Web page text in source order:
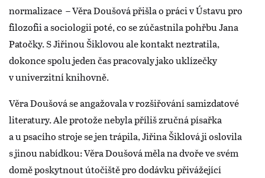
normalizace – Věra Doušová přišla o práci v Ústavu pro
filozofii a sociologii poté, co se zúčastnila pohřbu Jana
Patočky. S Jiřinou Šiklovou ale kontakt neztratila,
dokonce spolu jeden čas pracovaly jako uklízečky
v univerzitní knihovně.
Věra Doušová se angažovala v rozšiřování samizdatové
literatury. Ale protože nebyla příliš zručná písařka
a u psacího stroje se jen trápila, Jiřina Šiklová ji oslovila
s jinou nabídkou: Věra Doušová měla na dvoře ve svém
domě poskytnout útočiště pro dodávku přivážející